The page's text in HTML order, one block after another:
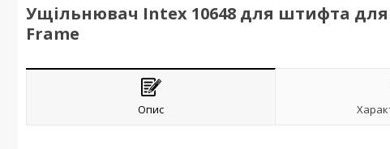
Ущільнювач Intex 10648 для штифта для
Frame
Опис